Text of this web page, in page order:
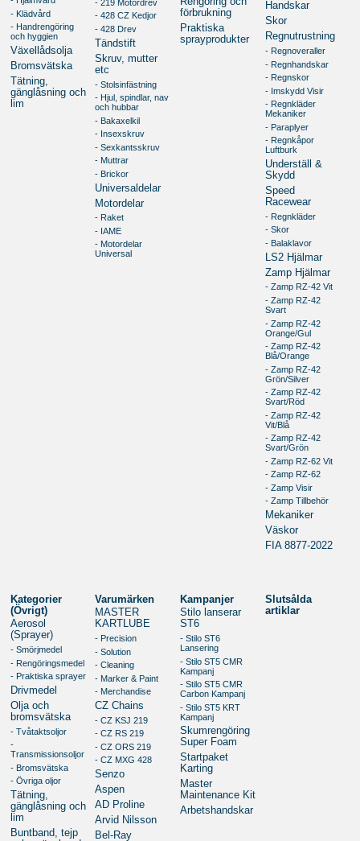
- Klädvård
- Handrengöring
och hyggien
Växellådsolja
Bromsvätska
Tätning,
gänglåsning och
lim
- 219 Motordrev
- 428 CZ Kedjor
- 428 Drev
Tändstift
Skruv, mutter
etc
- Stolsinfästning
- Hjul, spindlar, nav
och hubbar
- Bakaxelkil
- Insexskruv
- Sexkantsskruv
- Muttrar
- Brickor
Universaldelar
Motordelar
- Raket
- IAME
- Motordelar
Universal
förbrukning
Praktiska
sprayprodukter
Handskar
Skor
Regnutrustning
- Regnoveraller
- Regnhandskar
- Regnskor
- Imskydd Visir
- Regnkläder
Mekaniker
- Paraplyer
- Regnkåpor
Luftburk
Underställ &
Skydd
Speed
Racewear
- Regnkläder
- Skor
- Balaklavor
LS2 Hjälmar
Zamp Hjälmar
- Zamp RZ-42 Vit
- Zamp RZ-42
Svart
- Zamp RZ-42
Orange/Gul
- Zamp RZ-42
Blå/Orange
- Zamp RZ-42
Grön/Silver
- Zamp RZ-42
Svart/Röd
- Zamp RZ-42
Vit/Blå
- Zamp RZ-42
Svart/Grön
- Zamp RZ-62 Vit
- Zamp RZ-62
- Zamp Visir
- Zamp Tillbehör
Mekaniker
Väskor
FIA 8877-2022
Kategorier
(Övrigt)
Aerosol
(Sprayer)
- Smörjmedel
- Rengöringsmedel
- Praktiska sprayer
Drivmedel
Olja och
bromsvätska
- Tvåtaktsoljor
-
Transmissionsoljor
- Bromsvätska
- Övriga oljor
Tätning,
gänglåsning och
lim
Buntband, tejp
Varumärken
MASTER
KARTLUBE
- Precision
- Solution
- Cleaning
- Marker & Paint
- Merchandise
CZ Chains
- CZ KSJ 219
- CZ RS 219
- CZ ORS 219
- CZ MXG 428
Senzo
Aspen
AD Proline
Arvid Nilsson
Bel-Ray
Kampanjer
Stilo lanserar
ST6
- Stilo ST6
Lansering
- Stilo ST5 CMR
Kampanj
- Stilo ST5 CMR
Carbon Kampanj
- Stilo ST5 KRT
Kampanj
Skumrengöring
Super Foam
Startpaket
Karting
Master
Maintenance Kit
Arbetshandskar
Slutsålda
artiklar